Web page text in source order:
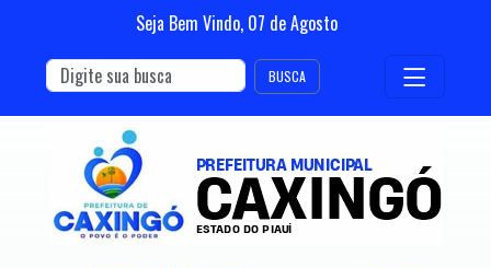
Seja Bem Vindo, 07 deAgosto
BUSCA